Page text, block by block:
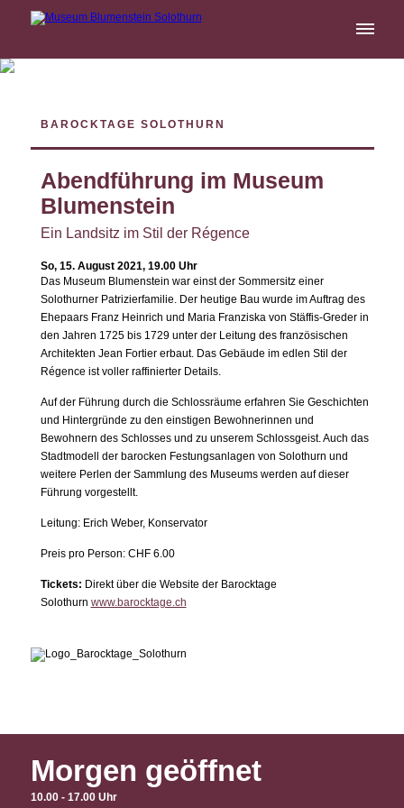
BAROCKTAGE SOLOTHURN
Abendführung im Museum
Blumenstein
Ein Landsitz im Stil der Régence
So, 15. August 2021, 19.00 Uhr
Das Museum Blumenstein war einst der Sommersitz einer
Solothurner Patrizierfamilie. Der heutige Bau wurde im Auftrag des
Ehepaars Franz Heinrich und Maria Franziska von Stäffis-Greder in
den Jahren 1725 bis 1729 unter der Leitung des französischen
Architekten Jean Fortier erbaut. Das Gebäude im edlen Stil der
Régence ist voller raffinierter Details.
Auf der Führung durch die Schlossräume erfahren Sie Geschichten
und Hintergründe zu den einstigen Bewohnerinnen und
Bewohnern des Schlosses und zu unserem Schlossgeist. Auch das
Stadtmodell der barocken Festungsanlagen von Solothurn und
weitere Perlen der Sammlung des Museums werden auf dieser
Führung vorgestellt.
Leitung: Erich Weber, Konservator
Preis pro Person: CHF 6.00
Tickets: Direkt über die Website der Barocktage
Solothurn www.barocktage.ch
Morgen geöffnet
10.00 - 17.00 Uhr